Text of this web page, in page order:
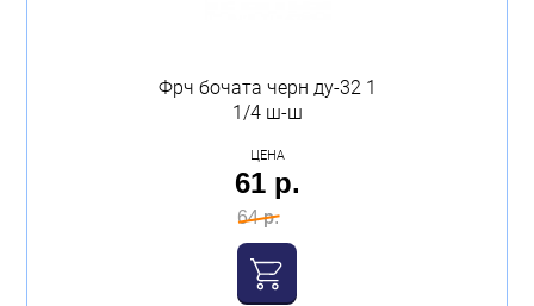
Фрч бочата черн ду-32 1
1/4 ш-ш
ЦЕНА
61 р.
64 р.